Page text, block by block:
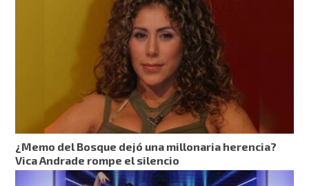
¿Memo del Bosque dejó una millonaria herencia?
Vica Andrade rompe el silencio